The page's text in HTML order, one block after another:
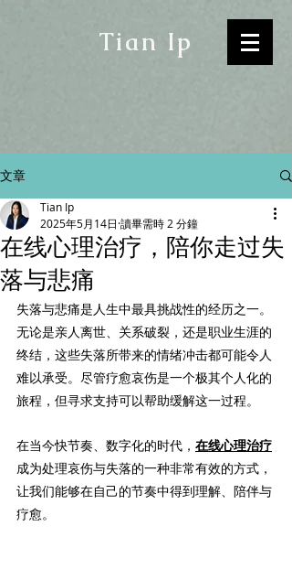
Tian Ip
文章
在线心理治疗，陪你走过失
落与悲痛
Tian Ip
2025年5月14日 讀畢需時 2 分鐘
失落与悲痛是人生中最具挑战性的经历之一。
无论是亲人离世、关系破裂，还是职业生涯的
终结，这些失落所带来的情绪冲击都可能令人
难以承受。尽管疗愈哀伤是一个极其个人化的
旅程，但寻求支持可以帮助缓解这一过程。
在当今快节奏、数字化的时代， 在线心理治疗
成为处理哀伤与失落的一种非常有效的方式，
让我们能够在自己的节奏中得到理解、陪伴与
疗愈。